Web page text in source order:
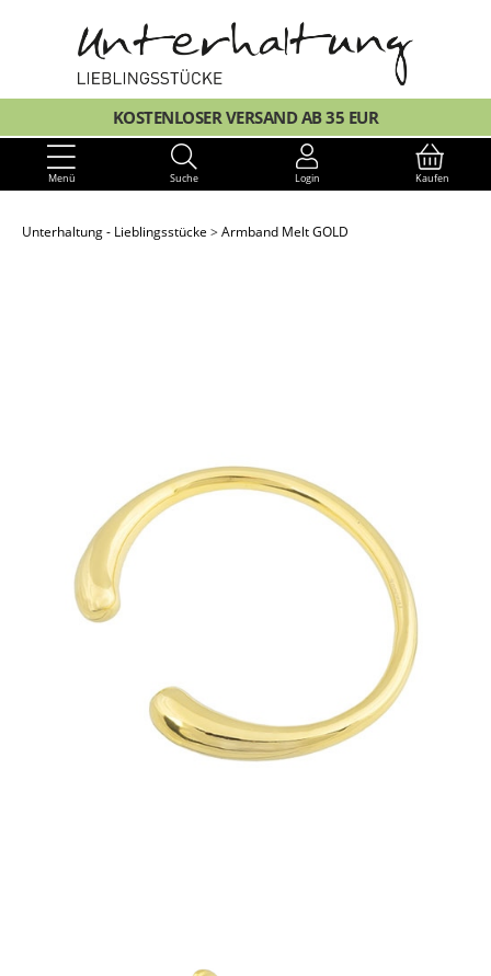
KOSTENLOSER VERSAND AB 35 EUR
Menü Suche Login Kaufen
Unterhaltung - Lieblingsstücke Armband Melt GOLD